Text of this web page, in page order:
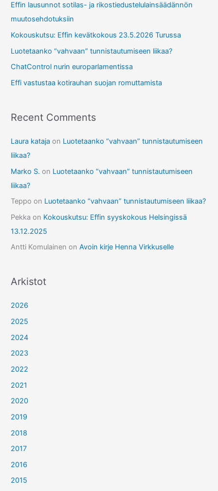
h
f
o
r
:
Effin lausunnot sotilas- ja rikostiedustelulainsäädännön
muutosehdotuksiin
Kokouskutsu: Effin kevätkokous 23.5.2026 Turussa
Luotetaanko “vahvaan” tunnistautumiseen liikaa?
ChatControl nurin europarlamentissa
Effi vastustaa kotirauhan suojan romuttamista
Recent Comments
Laura kataja on Luotetaanko “vahvaan” tunnistautumiseen
liikaa?
Marko S. on Luotetaanko “vahvaan” tunnistautumiseen
liikaa?
Teppo on Luotetaanko “vahvaan” tunnistautumiseen liikaa?
Pekka on Kokouskutsu: Effin syyskokous Helsingissä
13.12.2025
Antti Komulainen onAvoin kirje Henna Virkkuselle
Arkistot
2026
2025
2024
2023
2022
2021
2020
2019
2018
2017
2016
2015